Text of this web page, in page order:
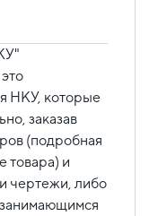
НКУ, которые
заказав
(подробная
товара) и
чертежи, либо